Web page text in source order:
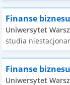
Finanse
Uniwersytet
studia
Finanse
Uniwersytet